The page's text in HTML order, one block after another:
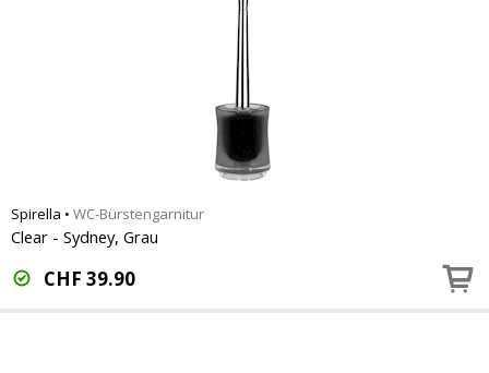
Spirella • WC-Bürstengarnitur
Clear - Sydney, Grau
CHF 39.90